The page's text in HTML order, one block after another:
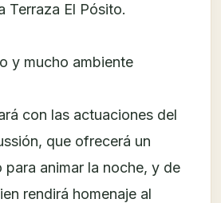
Terraza El Pósito.
y mucho ambiente
con las actuaciones del
que ofrecerá un
para animar la noche, y de
rendirá homenaje al